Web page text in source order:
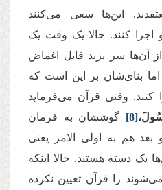
این‌ها سعی می‌کنند
اجرا کنند. حالا یک وقت یک
آن‌ها سر بزند قابل اغماض
بنای‌شان بر این است که
کنند. وقتی قرآن می‌فرماید
[8] گوششان به فرمان
بعد هم به اولی الامر یعنی
یک دسته هستند. حالا اینکه
را قرآن تعیین نکرده